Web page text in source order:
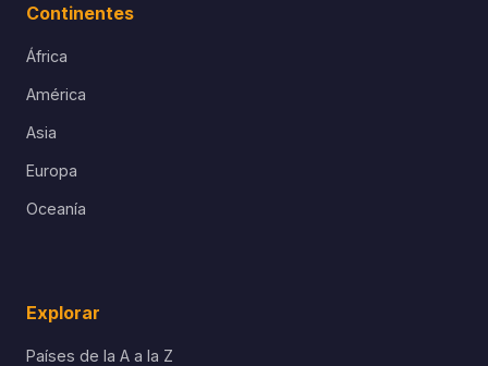
Continentes
África
América
Asia
Europa
Oceanía
Explorar
Países de la A a la Z